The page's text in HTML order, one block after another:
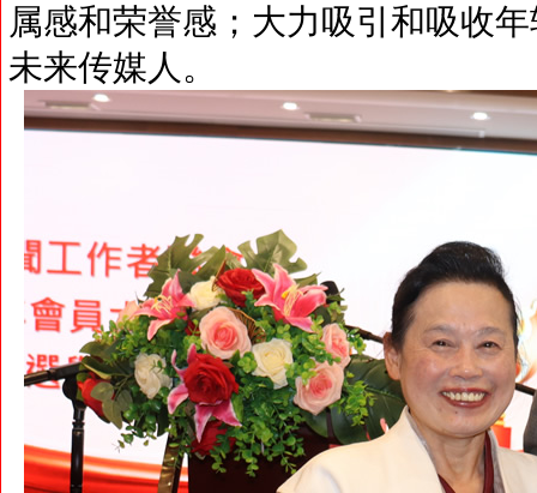
属感和荣誉感；大力吸引和吸收
未来传媒人。